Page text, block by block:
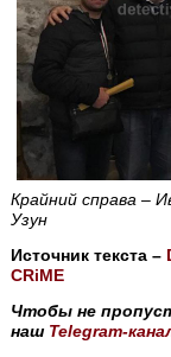
Крайний справа –
Узун
Источник текста –
CRiME
Чтобы не
наш Telegram-